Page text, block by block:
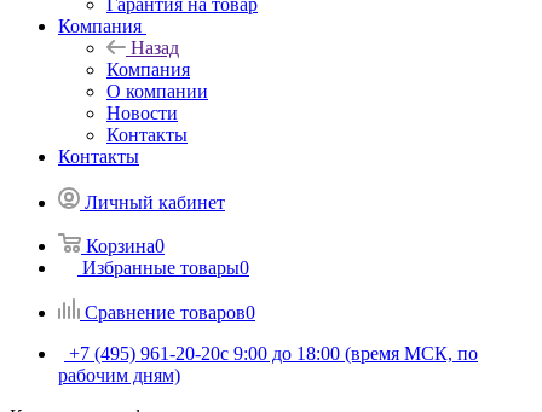
Гарантия на товар
Компания
Назад
Компания
О компании
Новости
Контакты
Контакты
Личный кабинет
Корзина0
Избранные товары0
Сравнение товаров0
+7 (495) 961-20-20с 9:00 до 18:00 (время МСК, по
рабочим дням)